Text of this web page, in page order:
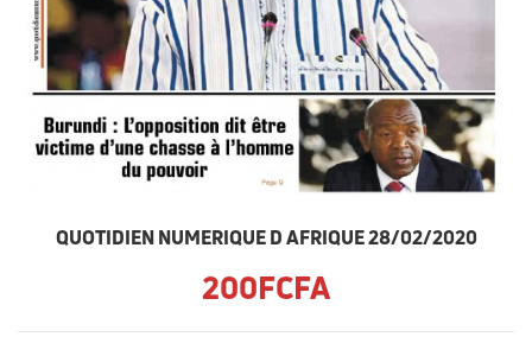
QUOTIDIEN NUMERIQUE D AFRIQUE 28/02/2020
200FCFA